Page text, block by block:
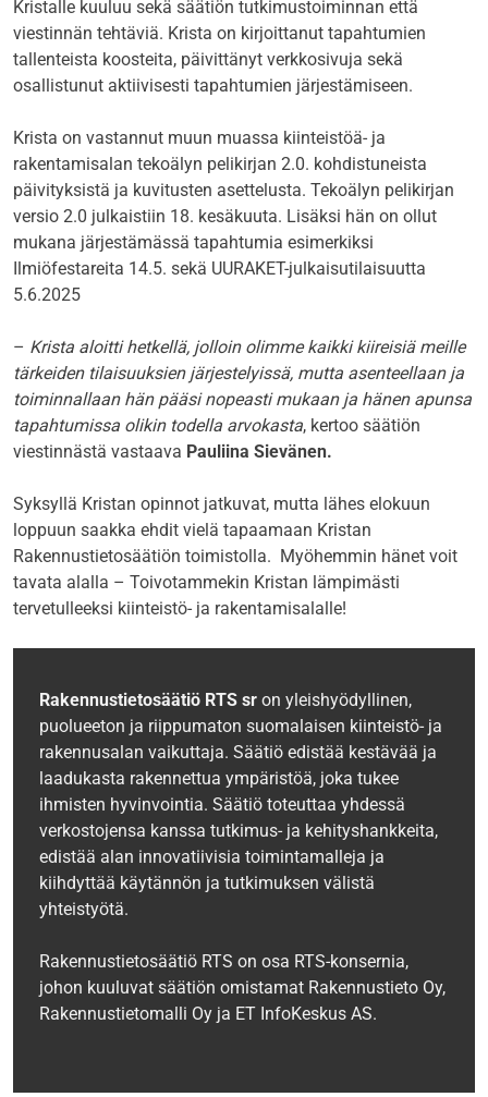
Kristalle kuuluu sekä säätiön tutkimustoiminnan että
viestinnän tehtäviä. Krista on kirjoittanut tapahtumien
tallenteista koosteita, päivittänyt verkkosivuja sekä
osallistunut aktiivisesti tapahtumien järjestämiseen.
Krista on vastannut muun muassa kiinteistöä- ja
rakentamisalan tekoälyn pelikirjan 2.0. kohdistuneista
päivityksistä ja kuvitusten asettelusta. Tekoälyn pelikirjan
versio 2.0 julkaistiin 18. kesäkuuta. Lisäksi hän on ollut
mukana järjestämässä tapahtumia esimerkiksi
Ilmiöfestareita 14.5. sekä UURAKET-julkaisutilaisuutta
5.6.2025
– Krista aloitti hetkellä, jolloin olimme kaikki kiireisiä meille
tärkeiden tilaisuuksien järjestelyissä, mutta asenteellaan ja
toiminnallaan hän pääsi nopeasti mukaan ja hänen apunsa
tapahtumissa olikin todella arvokasta, kertoo säätiön
viestinnästä vastaava Pauliina Sievänen.
Syksyllä Kristan opinnot jatkuvat, mutta lähes elokuun
loppuun saakka ehdit vielä tapaamaan Kristan
Rakennustietosäätiön toimistolla. Myöhemmin hänet voit
tavata alalla – Toivotammekin Kristan lämpimästi
tervetulleeksi kiinteistö- ja rakentamisalalle!
Rakennustietosäätiö RTS sr on yleishyödyllinen,
puolueeton ja riippumaton suomalaisen kiinteistö- ja
rakennusalan vaikuttaja. Säätiö edistää kestävää ja
laadukasta rakennettua ympäristöä, joka tukee
ihmisten hyvinvointia. Säätiö toteuttaa yhdessä
verkostojensa kanssa tutkimus- ja kehityshankkeita,
edistää alan innovatiivisia toimintamalleja ja
kiihdyttää käytännön ja tutkimuksen välistä
yhteistyötä.
Rakennustietosäätiö RTS on osa RTS-konsernia,
johon kuuluvat säätiön omistamat Rakennustieto Oy,
Rakennustietomalli Oy ja ET InfoKeskus AS.